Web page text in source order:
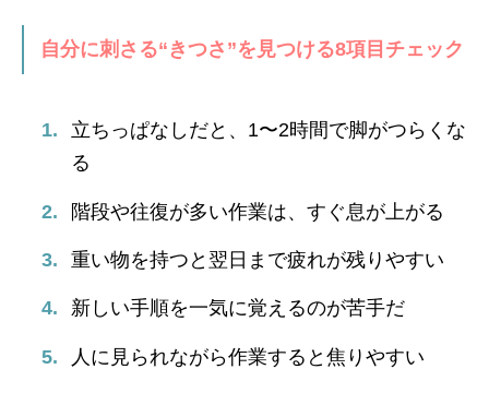
自分に刺さる“きつさ”を見つける8項目チェック
立ちっぱなしだと、1〜2時間で脚がつらくな
る
階段や往復が多い作業は、すぐ息が上がる
重い物を持つと翌日まで疲れが残りやすい
新しい手順を一気に覚えるのが苦手だ
人に見られながら作業すると焦りやすい